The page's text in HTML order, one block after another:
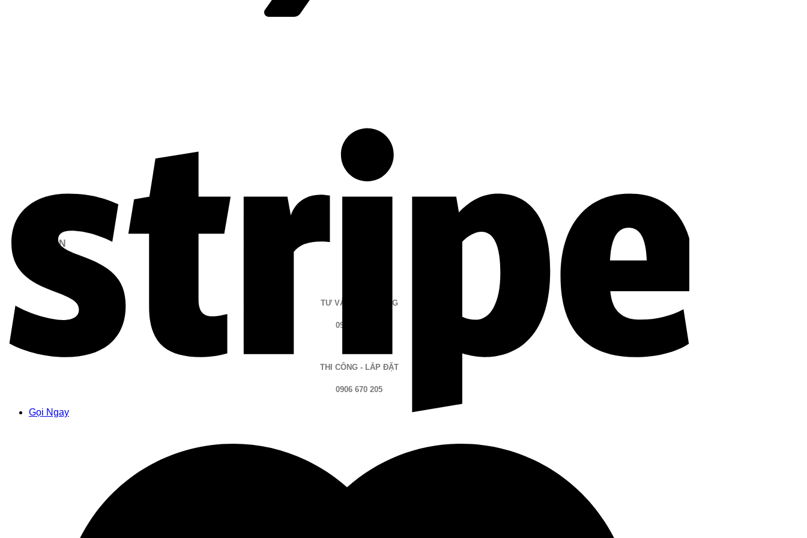
TƯ VẤN
TƯ VẤN - ĐẶT HÀNG
096 983 7003
THI CÔNG - LẮP ĐẶT
0906 670 205
Gọi Ngay